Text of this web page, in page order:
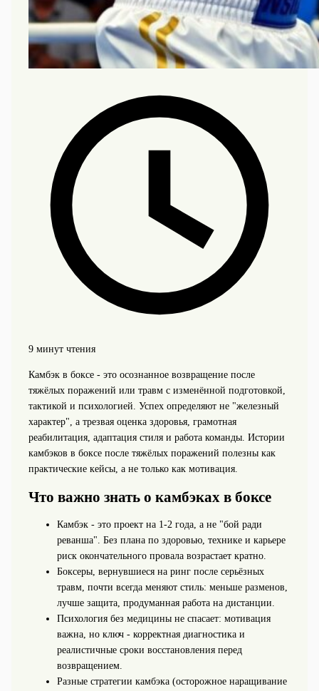
9 минут чтения
Камбэк в боксе - это осознанное возвращение после
тяжёлых поражений или травм с изменённой подготовкой,
тактикой и психологией. Успех определяют не "железный
характер", а трезвая оценка здоровья, грамотная
реабилитация, адаптация стиля и работа команды. Истории
камбэков в боксе после тяжёлых поражений полезны как
практические кейсы, а не только как мотивация.
Что важно знать о камбэках в боксе
Камбэк - это проект на 1-2 года, а не "бой ради
реванша". Без плана по здоровью, технике и карьере
риск окончательного провала возрастает кратно.
Боксеры, вернувшиеся на ринг после серьёзных
травм, почти всегда меняют стиль: меньше разменов,
лучше защита, продуманная работа на дистанции.
Психология без медицины не спасает: мотивация
важна, но ключ - корректная диагностика и
реалистичные сроки восстановления перед
возвращением.
Разные стратегии камбэка (осторожное наращивание